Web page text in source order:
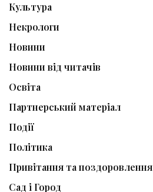
Культура
Некрологи
Новини
Новини від читачів
Освіта
Партнерський матеріал
Події
Політика
Привітання та поздоровлення
Сад і Город